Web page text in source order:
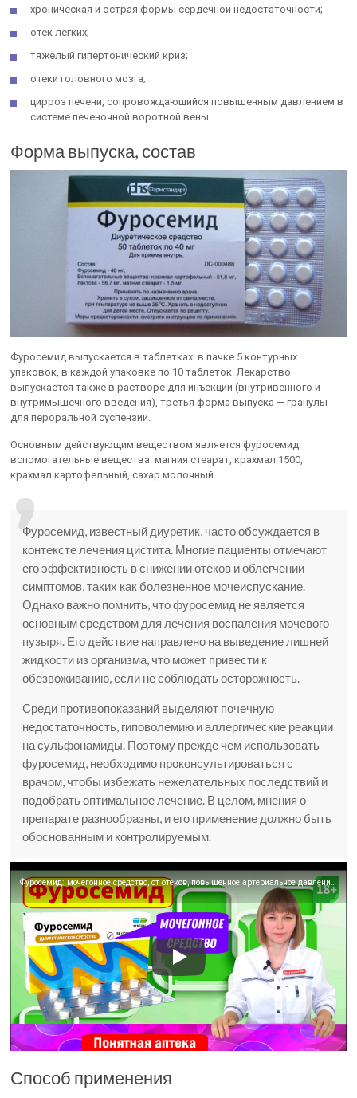
хроническая и острая формы сердечной недостаточности;
отек легких;
тяжелый гипертонический криз;
отеки головного мозга;
цирроз печени, сопровождающийся повышенным давлением в
системе печеночной воротной вены.
Форма выпуска, состав
Фуросемид выпускается в таблетках. в пачке 5 контурных
упаковок, в каждой упаковке по 10 таблеток. Лекарство
выпускается также в растворе для инъекций (внутривенного и
внутримышечного введения), третья форма выпуска — гранулы
для пероральной суспензии.
Основным действующим веществом является фуросемид.
вспомогательные вещества: магния стеарат, крахмал 1500,
крахмал картофельный, сахар молочный.
Фуросемид, известный диуретик, часто обсуждается в
контексте лечения цистита. Многие пациенты отмечают
его эффективность в снижении отеков и облегчении
симптомов, таких как болезненное мочеиспускание.
Однако важно помнить, что фуросемид не является
основным средством для лечения воспаления мочевого
пузыря. Его действие направлено на выведение лишней
жидкости из организма, что может привести к
обезвоживанию, если не соблюдать осторожность.
Среди противопоказаний выделяют почечную
недостаточность, гиповолемию и аллергические реакции
на сульфонамиды. Поэтому прежде чем использовать
фуросемид, необходимо проконсультироваться с
врачом, чтобы избежать нежелательных последствий и
подобрать оптимальное лечение. В целом, мнения о
препарате разнообразны, и его применение должно быть
обоснованным и контролируемым.
Фуросемид: мочегонное средство, от отеков, повышенное артериальное давление, гипертензия
Способ применения